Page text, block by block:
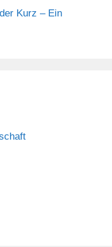
Kurz – Ein